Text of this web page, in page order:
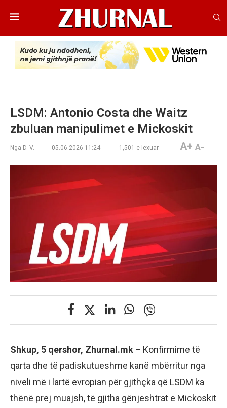
LSDM: Antonio Costa dhe Waitz
zbuluan manipulimet e Mickoskit
Nga D. V. 05.06.2026 11:24 1,501 e lexuar A+ A-
Shkup, 5 qershor, Zhurnal.mk – Konfirmime të
qarta dhe të padiskutueshme kanë mbërritur nga
niveli më i lartë evropian për gjithçka që LSDM ka
thënë prej muajsh, të gjitha gënjeshtrat e Mickoskit